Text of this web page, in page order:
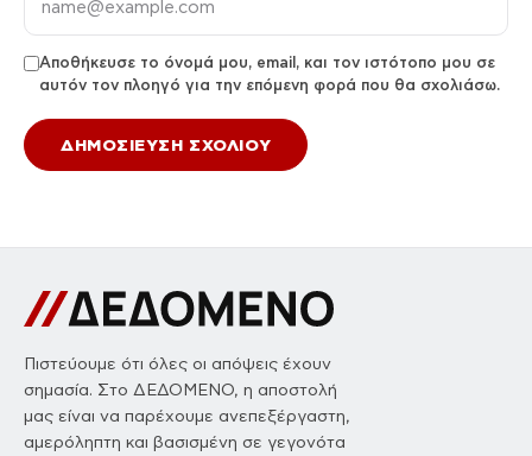
Αποθήκευσε το όνομά μου, email, και τον ιστότοπο μου σε
αυτόν τον πλοηγό για την επόμενη φορά που θα σχολιάσω.
Πιστεύουμε ότι όλες οι απόψεις έχουν
σημασία. Στο ΔΕΔΟΜΕΝΟ, η αποστολή
μας είναι να παρέχουμε ανεπεξέργαστη,
αμερόληπτη και βασισμένη σε γεγονότα